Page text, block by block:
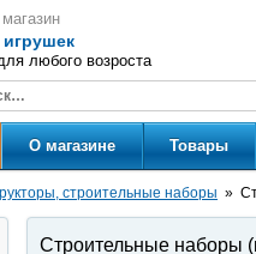
игрушек
любого возроста
О магазине Товары
строительные наборы
Строительные наборы